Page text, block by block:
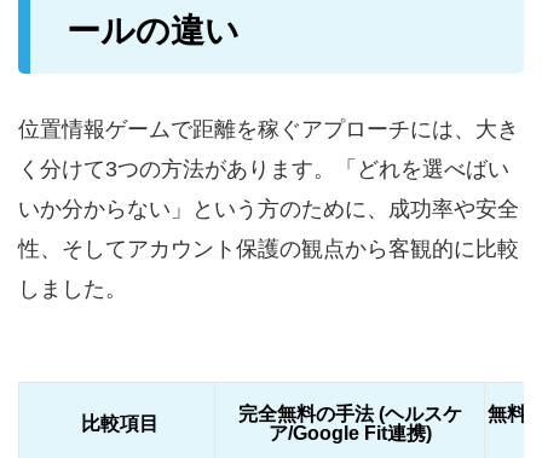
ールの違い
位置情報ゲームで距離を稼ぐアプローチには、大き
く分けて3つの方法があります。「どれを選べばい
いか分からない」という方のために、成功率や安全
性、そしてアカウント保護の観点から客観的に比較
しました。
比較項目
完全無料の手法 (ヘルスケ
ア/Google Fit連携)
無料